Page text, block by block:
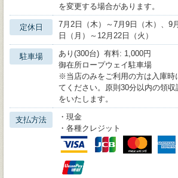
を変更する場合があります。
定休日
7月2日（木）～7月9日（木）、9
日（月）～12月22日（火）
駐車場
あり(300台) 有料: 1,000円
御在所ロープウェイ駐車場
※当店のみをご利用の方は入庫時
てください。原則30分以内の領
をいたします。
支払方法
・現金
・各種クレジット